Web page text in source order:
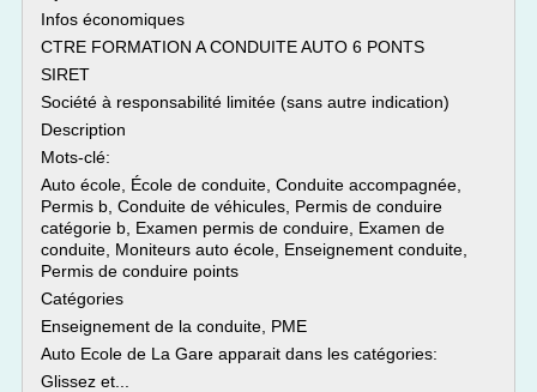
Infos économiques
CTRE FORMATION A CONDUITE AUTO 6 PONTS
SIRET
Société à responsabilité limitée (sans autre indication)
Description
Mots-clé:
Auto école, École de conduite, Conduite accompagnée,
Permis b, Conduite de véhicules, Permis de conduire
catégorie b, Examen permis de conduire, Examen de
conduite, Moniteurs auto école, Enseignement conduite,
Permis de conduire points
Catégories
Enseignement de la conduite, PME
Auto Ecole de La Gare apparait dans les catégories:
Glissez et...